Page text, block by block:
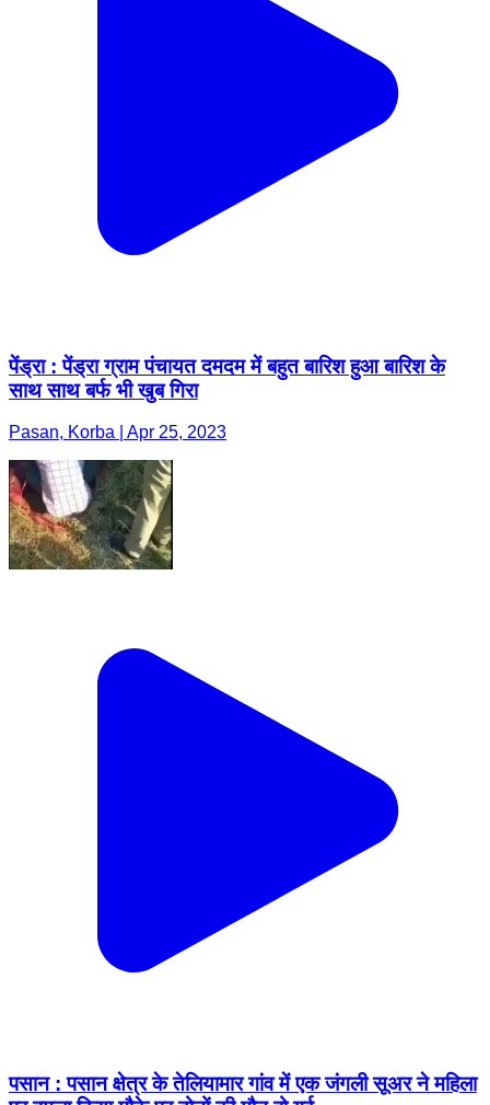
पेंड्रा : पेंड्रा ग्राम पंचायत दमदम में बहुत बारिश हुआ बारिश के
साथ साथ बर्फ भी खुब गिरा
Pasan, Korba | Apr 25, 2023
पसान : पसान क्षेत्र के तेलियामार गांव में एक जंगली सूअर ने महिला